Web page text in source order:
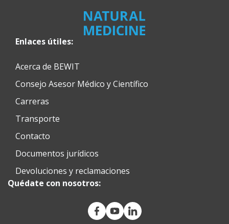
Enlaces útiles:
Acerca de BEWIT
Consejo Asesor Médico y Científico
Carreras
Transporte
Contacto
Documentos jurídicos
Devoluciones y reclamaciones
Quédate con nosotros: